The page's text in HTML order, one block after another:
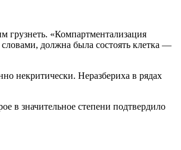
грузнеть. «Компартментализация
должна была состоять клетка —
некритически. Неразбериха в рядах
в значительное степени подтвердило